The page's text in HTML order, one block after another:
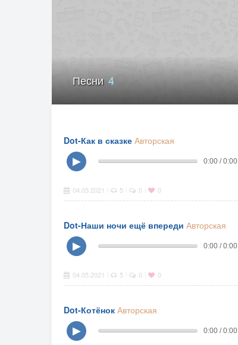
Песни4
Dot-Как в сказке Авторская
▶
0:00 / 0:00
04.05.2021 5 0 0
Dot-Наши ночи ещё впереди Авторская
▶
0:00 / 0:00
04.05.2021 5 0 0
Dot-Котёнок Авторская
▶
0:00 / 0:00